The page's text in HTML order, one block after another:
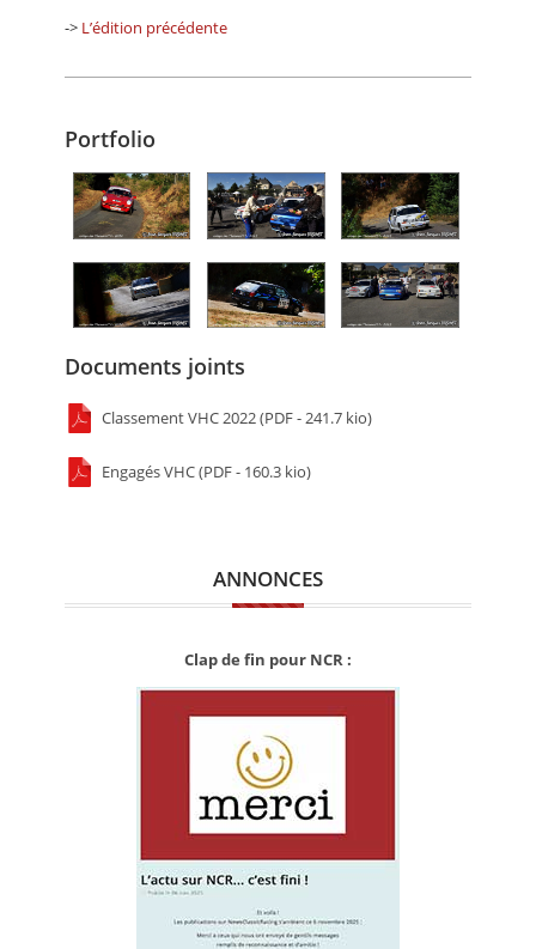
-> L’édition précédente
Portfolio
Documents joints
Classement VHC 2022 (PDF - 241.7 kio)
Engagés VHC (PDF - 160.3 kio)
ANNONCES
Clap de fin pour NCR :